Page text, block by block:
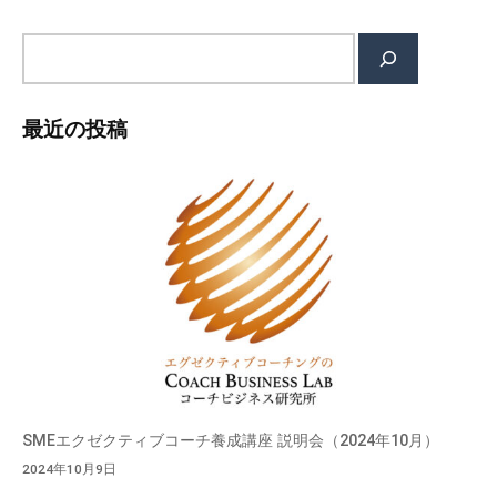
最近の投稿
SMEエクゼクティブコーチ養成講座 説明会（2024年10月）
2024年10月9日